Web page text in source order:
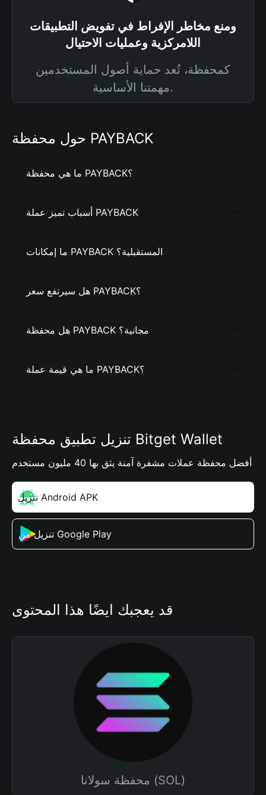
ومنع مخاطر الإفراط في تفويض التطبيقات
اللامركزية وعمليات الاحتيال
كمحفظة، تُعد حماية أصول المستخدمين
مهمتنا الأساسية.
حول محفظة PAYBACK
ما هي محفظة PAYBACK؟
أسباب تميز عملة PAYBACK
ما إمكانات PAYBACK المستقبلية؟
هل سيرتفع سعر PAYBACK؟
هل محفظة PAYBACK مجانية؟
ما هي قيمة عملة PAYBACK؟
تنزيل تطبيق محفظة Bitget Wallet
أفضل محفظة عملات مشفرة آمنة يثق بها 40 مليون مستخدم
تنزيل Android APK
تنزيل من Google Play
قد يعجبك أيضًا هذا المحتوى
محفظة سولانا (SOL)